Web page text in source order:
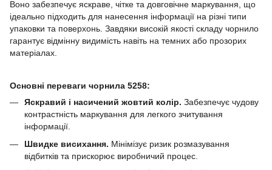
Воно забезпечує яскраве, чітке та довговічне маркування, що
ідеально підходить для нанесення інформації на різні типи
упаковки та поверхонь. Завдяки високій якості складу чорнило
гарантує відмінну видимість навіть на темних або прозорих
матеріалах.
Основні переваги чорнила 5258:
Яскравий і насичений жовтий колір. Забезпечує чудову
контрастність маркування для легкого зчитування
інформації.
Швидке висихання. Мінімізує ризик розмазування
відбитків та прискорює виробничий процес.